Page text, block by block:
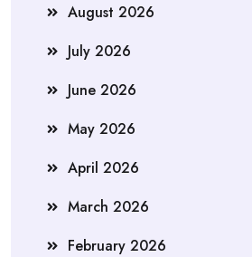
August 2026
July 2026
June 2026
May 2026
April 2026
March 2026
February 2026